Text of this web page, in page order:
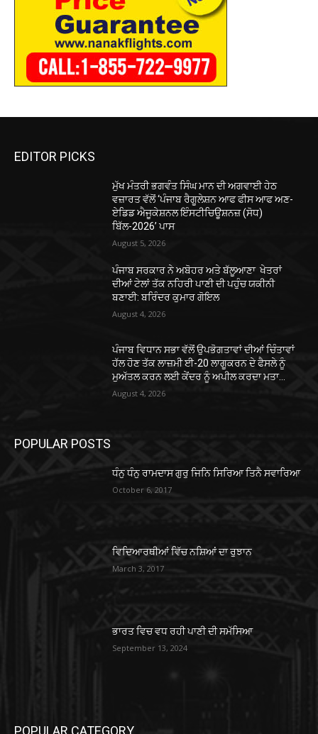
EDITOR PICKS
ਮੁੱਖ ਮੰਤਰੀ ਭਗਵੰਤ ਸਿੰਘ ਮਾਨ ਦੀ ਅਗਵਾਈ ਹੇਠ
ਵਜ਼ਾਰਤ ਵੱਲੋਂ ‘ਪੰਜਾਬ ਰੈਗੂਲੇਸ਼ਨ ਆਫ ਫੀਸ ਆਫ ਅਣ-
ਏਡਿਡ ਐਜੂਕੇਸ਼ਨਲ ਇੰਸਟੀਚਿਊਸ਼ਨਜ਼ (ਸੋਧ)
ਬਿੱਲ-2026’ ਪਾਸ
August 5, 2026
ਪੰਜਾਬ ਸਰਕਾਰ ਨੇ ਅਬੋਹਰ ਅਤੇ ਬੱਲੂਆਣਾ ਖੇਤਰਾਂ
ਦੀਆਂ ਟੇਲਾਂ ਤੱਕ ਨਹਿਰੀ ਪਾਣੀ ਦੀ ਪਹੁੰਚ ਯਕੀਨੀ
ਬਣਾਈ: ਬਰਿੰਦਰ ਕੁਮਾਰ ਗੋਇਲ
August 4, 2026
ਪੰਜਾਬ ਵਿਧਾਨ ਸਭਾ ਵੱਲੋਂ ਉਪਭੋਗਤਾਵਾਂ ਦੀਆਂ ਚਿੰਤਾਵਾਂ
ਹੱਲ ਹੋਣ ਤੱਕ ਲਾਜ਼ਮੀ ਈ-20 ਲਾਗੂਕਰਨ ਦੇ ਫੈਸਲੇ ਨੂੰ
ਮੁਅੱਤਲ ਕਰਨ ਲਈ ਕੇਂਦਰ ਨੂੰ ਅਪੀਲ ਕਰਦਾ ਮਤਾ...
August 4, 2026
POPULAR POSTS
ਧੰਨੁ ਧੰਨੁ ਰਾਮਦਾਸ ਗੁਰੁ ਜਿਨਿ ਸਿਰਿਆ ਤਿਨੈ ਸਵਾਰਿਆ
October 6, 2017
ਵਿਦਿਆਰਥੀਆਂ ਵਿੱਚ ਨਸ਼ਿਆਂ ਦਾ ਰੁਝਾਨ
March 3, 2017
ਭਾਰਤ ਵਿਚ ਵਧ ਰਹੀ ਪਾਣੀ ਦੀ ਸਮੱਸਿਆ
September 13, 2024
POPULAR CATEGORY